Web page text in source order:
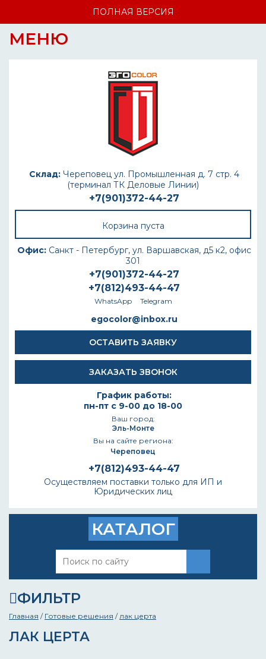
ПОЛНАЯ ВЕРСИЯ
МЕНЮ
Склад: Череповец ул. Промышленная д. 7 стр. 4
(терминал ТК Деловые Линии)
+7(901)372-44-27
Корзина пуста
Офис: Санкт - Петербург, ул. Варшавская, д5 к2, офис
301
+7(901)372-44-27
+7(812)493-44-47
WhatsApp Telegram
egocolor@inbox.ru
ОСТАВИТЬ ЗАЯВКУ
ЗАКАЗАТЬ ЗВОНОК
График работы:
пн-пт с 9-00 до 18-00
Ваш город:
Эль-Монте
Вы на сайте региона:
Череповец
+7(812)493-44-47
Осуществляем поставки только для ИП и
Юридических лиц
КАТАЛОГ
ФИЛЬТР
Главная / Готовые решения /лак церта
ЛАК ЦЕРТА